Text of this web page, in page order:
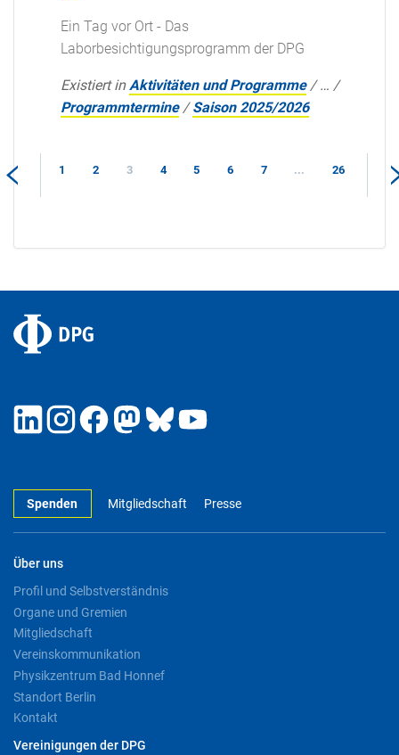
Ein Tag vor Ort - Das
Laborbesichtigungsprogramm der DPG
Existiert in Aktivitäten und Programme /… /
Programmtermine /Saison 2025/2026
1 2 3 4 5 6 7 ... 26
Spenden Mitgliedschaft Presse
Über uns
Profil und Selbstverständnis
Organe und Gremien
Mitgliedschaft
Vereinskommunikation
Physikzentrum Bad Honnef
Standort Berlin
Kontakt
Vereinigungen der DPG